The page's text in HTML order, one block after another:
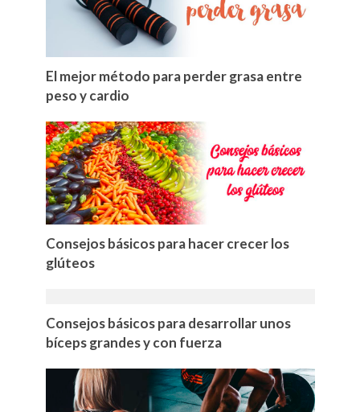
El mejor método para perder grasa entre
peso y cardio
Consejos básicos para hacer crecer los
glúteos
Consejos básicos para desarrollar unos
bíceps grandes y con fuerza